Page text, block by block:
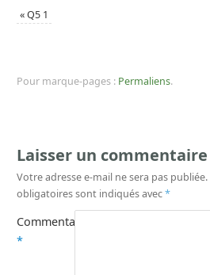
«Q5 1
Pour marque-pages : Permaliens.
Laisser un commentaire
Votre adresse e-mail ne sera pas publiée.
obligatoires sont indiqués avec*
Commentaire
*